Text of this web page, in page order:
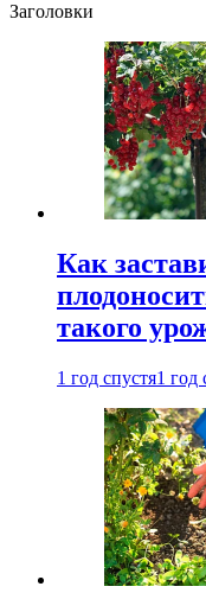
Заголовки
Как
такого
1 год спустя1 год